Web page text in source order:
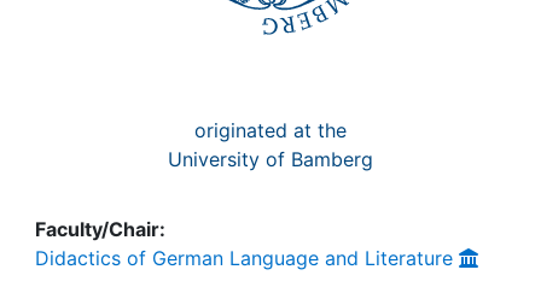
originated at the
University of Bamberg
Faculty/Chair:
Didactics of German Language and Literature